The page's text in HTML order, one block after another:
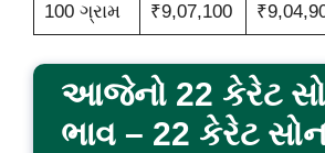
100 ગ્રામ ₹9,07,100
આજેનો 22 કેરેટ
ભાવ – 22 કેરેટ